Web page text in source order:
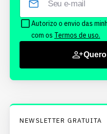
Autorizo o envio das
com os Termos de uso.
NEWSLETTER GRATUITA